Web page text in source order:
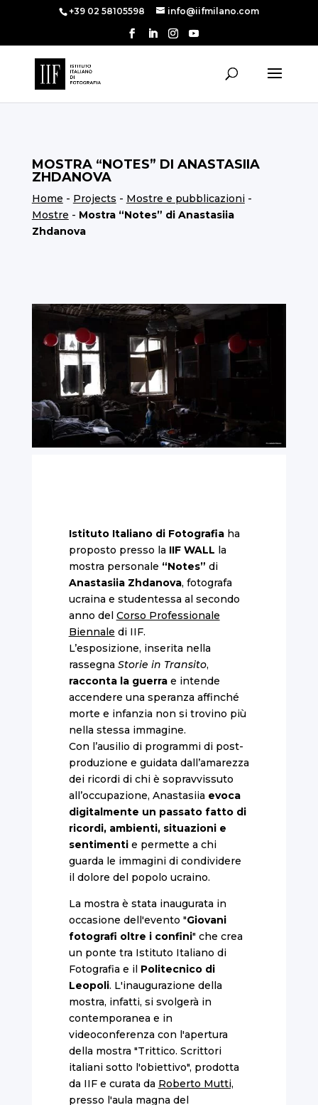
+39 02 58105598 info@iifmilano.com
MOSTRA “NOTES” DI ANASTASIIA
ZHDANOVA
Home - Projects - Mostre e pubblicazioni-
Mostre - Mostra “Notes” di Anastasiia
Zhdanova
Istituto Italiano di Fotografiaha
proposto presso la IIF WALL la
mostra personale “Notes” di
Anastasiia Zhdanova, fotografa
ucraina e studentessa al secondo
anno del Corso Professionale
Biennale di IIF.
L’esposizione, inserita nella
rassegna Storie in Transito,
racconta la guerrae intende
accendere una speranza affinché
morte e infanzia non si trovino più
nella stessa immagine.
Con l’ausilio di programmi di post-
produzione e guidata dall’amarezza
dei ricordi di chi è sopravvissuto
all’occupazione, Anastasiia evoca
digitalmente un passato fatto di
ricordi, ambienti, situazioni e
sentimentie permette a chi
guarda le immagini di condividere
il dolore del popolo ucraino.
La mostra è stata inaugurata in
occasione dell'evento "Giovani
fotografi oltre i confini" che crea
un ponte tra Istituto Italiano di
Fotografia e il Politecnico di
Leopoli. L'inaugurazione della
mostra, infatti, si svolgerà in
contemporanea e in
videoconferenza con l'apertura
della mostra "Trittico. Scrittori
italiani sotto l'obiettivo", prodotta
da IIF e curata da Roberto Mutti,
presso l'aula magna del